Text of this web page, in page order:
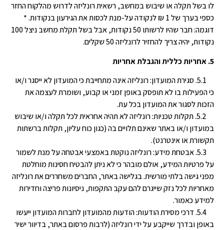
לו בשל תקלה או שיבוש במחשב, רשאית רונליזה לדרוש מהלקוח החזר
כספי בערך של 1 ₪ לנקודה על-מנת לכסות את הגירעון בנקודות. *
דוגמה: חבר שהיו לרשותו 50 נקודות, אבל בשל תקלת מחשב ניצל 100
נקודות, יהיה צריך להחזיר לרונליזה 50 שקלים.
5. אחריות כללית והגבלת אחריות
5.1. סגירת המועדון: רונליזה אינה מתחייבת כי המועדון לא ייסגר ו/או
כי הפעילות בו לא תופסק באופן זמני או קבוע, ושומרת לעצמה את
הזכות לסגור את המועדון בכל עת.
5.2. תקלות טכניות: רונליזה לא תהיה אחראית לכל תקלה ו/או שיבוש
במועדון ו/או באתר שאינם תלויים בה (כגון כוח עליון, תקלות ברשתות
תקשורת או אינטרנט).
5.3. אבטחת מידע: רונליזה נוקטת באמצעי אבטחה על מנת לשמור
על פרטיות המידע, אולם מובהר כי לא ניתן להבטיח חסינות מוחלטת
מפני גישה בלתי מורשית. בגלישה באתר, החברים משחררים את רונליזה
מאחריות לכל נזק שייגרם להם עקב התקפות, ניסיונות פריצה וחדירות
למידע כאמור.
5.4. דרכי מסירת הודעות: הודעות מהמועדון לחברות המועדון ייעשו
באופן ובדרך שייקבע על ידי רונליזה (לרבות פרסום באתר, בדיוור ישיר